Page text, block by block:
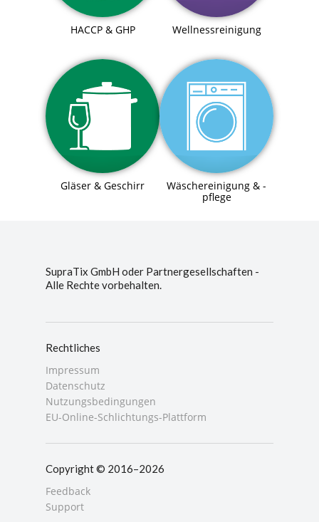
HACCP & GHP Wellnessreinigung
Gläser & Geschirr
Wäschereinigung & -
pflege
SupraTix GmbH oder Partnergesellschaften -
Alle Rechte vorbehalten.
Rechtliches
Impressum
Datenschutz
Nutzungsbedingungen
EU-Online-Schlichtungs-Plattform
Copyright © 2016–2026
Feedback
Support